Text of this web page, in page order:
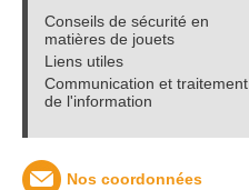
Conseils de sécurité en
matières de jouets
Liens utiles
Communication et traitement
de l'information
Nos coordonnées